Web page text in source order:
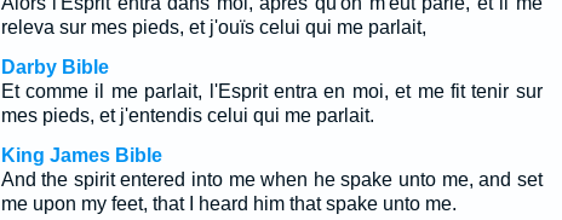
releva sur mes pieds, et j'ouïs celui qui me parlait,
Darby Bible
Et comme il me parlait, l'Esprit entra en moi, et me fit tenir sur
mes pieds, et j'entendis celui qui me parlait.
King James Bible
And the spirit entered into me when he spake unto me, and set
me upon my feet, that I heard him that spake unto me.